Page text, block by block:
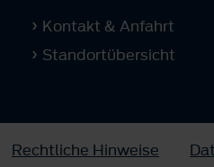
Kontakt & Anfahrt
Standortübersicht
Rechtliche Hinweise